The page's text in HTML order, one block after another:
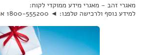
מאגרי זהב - מאגרי מידע ממוקדי לקוח:
למידע נוסף ולרכישה טלפנו: ◄ 1800-555200 או